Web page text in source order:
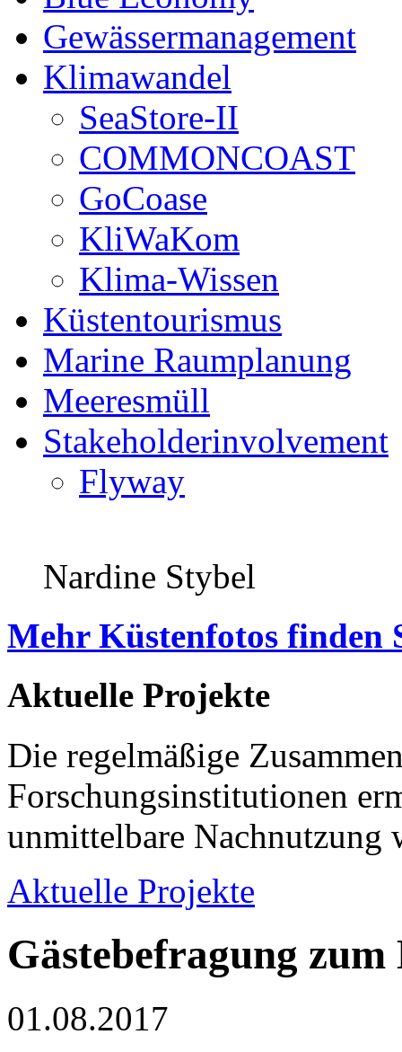
Gewässermanagement
Klimawandel
SeaStore-II
COMMONCOAST
GoCoase
KliWaKom
Klima-Wissen
Küstentourismus
Marine Raumplanung
Meeresmüll
Stakeholderinvolvement
Flyway
Nardine Stybel
Mehr Küstenfotos finden
Aktuelle Projekte
Die regelmäßige
Forschungsinstitutionen
unmittelbare Nachnutzung
Aktuelle Projekte
Gästebefragung
01.08.2017